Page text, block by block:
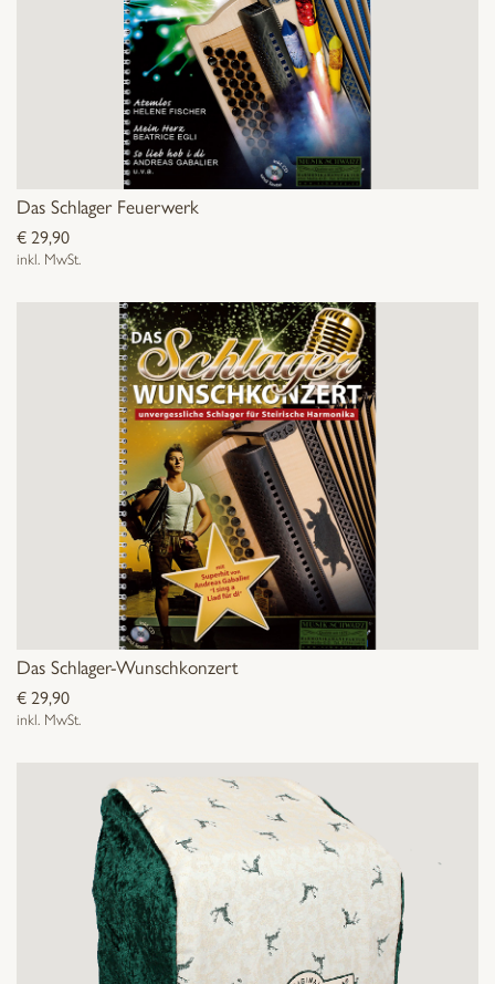
Das Schlager Feuerwerk
€ 29,90
inkl. MwSt.
Das Schlager-Wunschkonzert
€ 29,90
inkl. MwSt.